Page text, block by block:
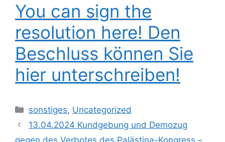
You can sign the
resolution here! Den
Beschluss können Sie
hier unterschreiben!
Kategorien
sonstiges, Uncategorized
13.04.2024 Kundgebung und Demozug